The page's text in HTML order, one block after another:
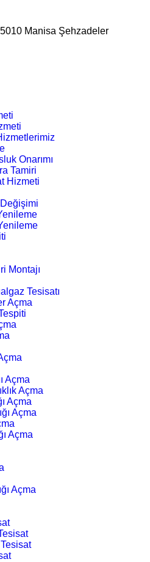
Manisa Şehzadeler
Onarımı
Tamiri
Hizmeti
Montajı
Tesisatı
Açma
Açma
Açma
Açma
Açma
Açma
Açma